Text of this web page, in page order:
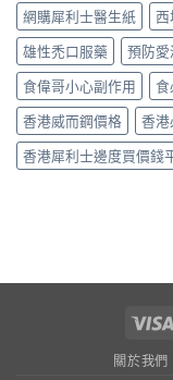
網購犀利士醫生紙
西
雄性禿口服藥
預防愛
食偉哥小心副作用
食
香港威而鋼價格
香港
香港犀利士邊度買價錢
關於我們